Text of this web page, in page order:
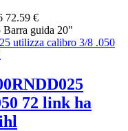
72.59 €
guida 20"
72 link ha